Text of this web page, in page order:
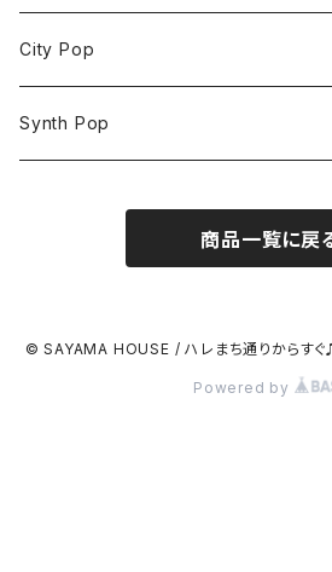
City Pop
Synth Pop
商品一覧に戻
© SAYAMA HOUSE / ハレまち通りからすぐ
Powered by